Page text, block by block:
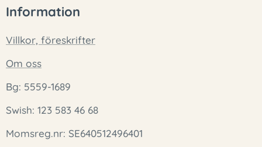
Information
Villkor, föreskrifter
Om oss
Bg: 5559-1689
Swish: 123 583 46 68
Momsreg.nr: SE640512496401